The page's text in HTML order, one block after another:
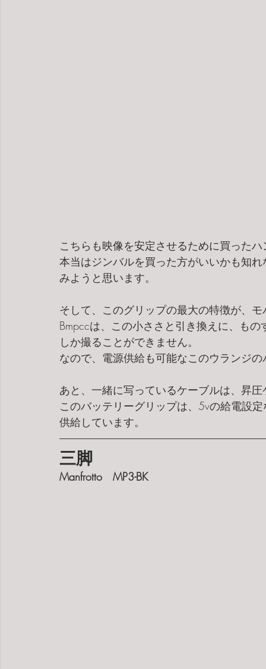
こちらも映像を安定させるために買った
本当はジンバルを買った方がいいかも知
みようと思います。
そして、このグリップの最大の特徴が、
Bmpccは、この小ささと引き換えに、も
しか撮ることができません。
なので、電源供給も可能なこのウランジ
あと、一緒に写っているケーブルは、昇
このバッテリーグリップは、5vの給電設
供給しています。
三脚
Manfrotto　MP3-BK